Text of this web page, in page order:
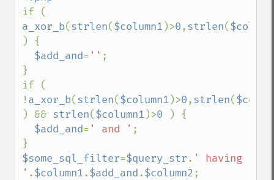
a_xor_b(strlen($column1 )>0,strlen(
) {
$add_and= '' ;
}
if (
!a_xor_b(strlen($column1 )>0,strlen(
) && strlen($column1 )>0
) {
$add_and= ' and ' ;
$some_sql_filter=$query_str. ' having
' .$column1.$add_and.$column2